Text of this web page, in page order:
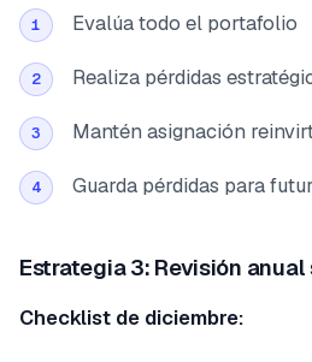
1 Evalúa todo el portafolio
2 Realiza pérdidas
3 Mantén asignación
4 Guarda pérdidas para
Estrategia 3: Revisión
Checklist de diciembre: